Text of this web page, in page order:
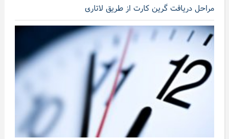
مراحل دریافت گرین کارت از طریق لاتاری